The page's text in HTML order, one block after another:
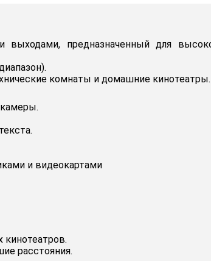
предназначенный для
комнаты и домашние кинотеатры.
и видеокартами
расстояния.